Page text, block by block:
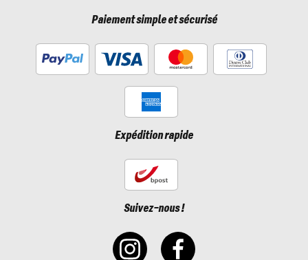
Paiement simple et sécurisé
Expédition rapide
Suivez-nous !